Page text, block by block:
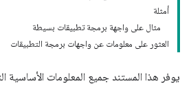
أمثلة
مثال على واجهة برمجة تطبيقات بسيطة
العثور على معلومات عن واجهات برمجة التطبيقات
يوفر هذا المستند جميع المعلومات الأساسية